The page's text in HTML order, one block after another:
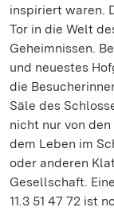
inspiriert waren.
Tor in die Welt
Geheimnissen.
und neuestes
die
Säle des
nicht nur von
dem Leben im
oder anderen
Gesellschaft.
11.3 51 47 72 ist